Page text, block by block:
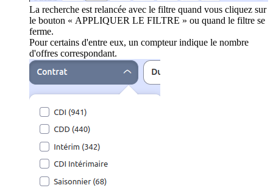
La recherche est relancée avec le filtre quand vous cliquez sur
le bouton « APPLIQUER LE FILTRE » ou quand le filtre se
ferme.
Pour certains d'entre eux, un compteur indique le nombre
d'offres correspondant.